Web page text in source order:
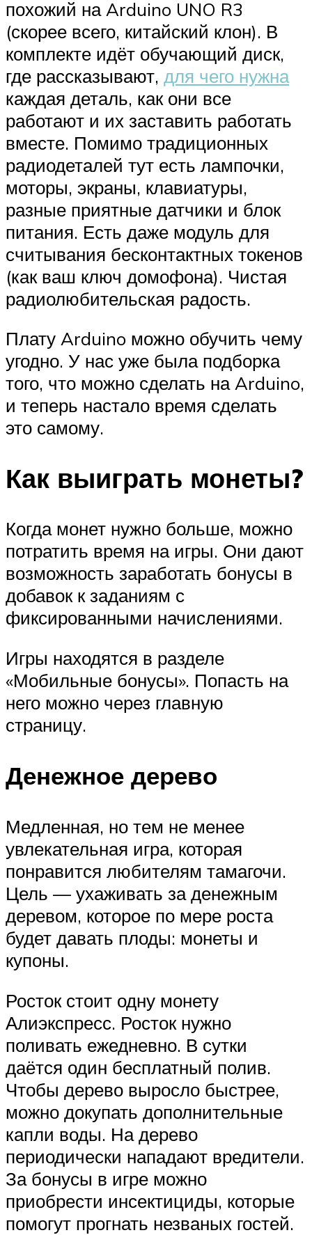
похожий на Arduino UNO R3
(скорее всего, китайский клон). В
комплекте идёт обучающий диск,
где рассказывают, для чего нужна
каждая деталь, как они все
работают и их заставить работать
вместе. Помимо традиционных
радиодеталей тут есть лампочки,
моторы, экраны, клавиатуры,
разные приятные датчики и блок
питания. Есть даже модуль для
считывания бесконтактных токенов
(как ваш ключ домофона). Чистая
радиолюбительская радость.
Плату Arduino можно обучить чему
угодно. У нас уже была подборка
того, что можно сделать на Arduino,
и теперь настало время сделать
это самому.
Как выиграть монеты?
Когда монет нужно больше, можно
потратить время на игры. Они дают
возможность заработать бонусы в
добавок к заданиям с
фиксированными начислениями.
Игры находятся в разделе
«Мобильные бонусы». Попасть на
него можно через главную
страницу.
Денежное дерево
Медленная, но тем не менее
увлекательная игра, которая
понравится любителям тамагочи.
Цель — ухаживать за денежным
деревом, которое по мере роста
будет давать плоды: монеты и
купоны.
Росток стоит одну монету
Алиэкспресс. Росток нужно
поливать ежедневно. В сутки
даётся один бесплатный полив.
Чтобы дерево выросло быстрее,
можно докупать дополнительные
капли воды. На дерево
периодически нападают вредители.
За бонусы в игре можно
приобрести инсектициды, которые
помогут прогнать незваных гостей.